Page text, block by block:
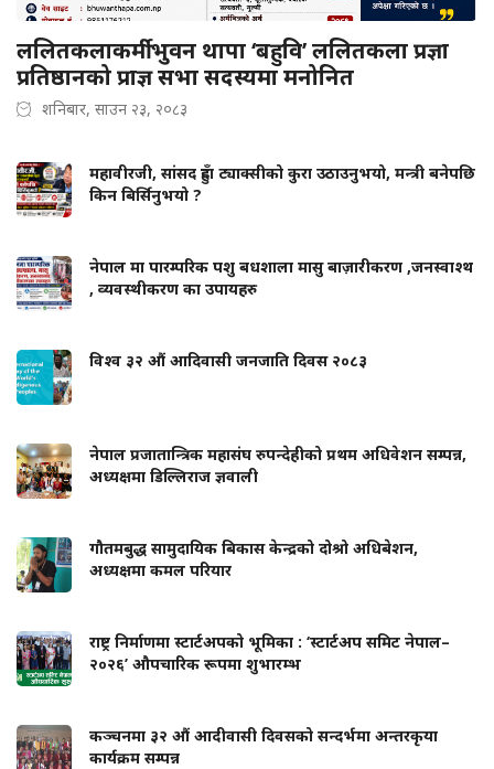
ललितकलाकर्मी भुवन थापा ‘बहुवि’ ललितकला प्रज्ञा
प्रतिष्ठानको प्राज्ञ सभा सदस्यमा मनोनित
शनिबार, साउन २३, २०८३
महावीरजी, सांसद हुँदा ट्याक्सीको कुरा उठाउनुभयो, मन्त्री बनेपछि
किन बिर्सिनुभयो ?
नेपाल मा पारम्परिक पशु बधशाला मासु बाज़ारीकरण ,जनस्वाश्थ
, व्यवस्थीकरण का उपायहरु
विश्व ३२ औं आदिवासी जनजाति दिवस २०८३
नेपाल प्रजातान्त्रिक महासंघ रुपन्देहीको प्रथम अधिवेशन सम्पन्न,
अध्यक्षमा डिल्लिराज ज्ञवाली
गौतमबुद्ध सामुदायिक बिकास केन्द्रको दोश्रो अधिबेशन,
अध्यक्षमा कमल परियार
राष्ट्र निर्माणमा स्टार्टअपको भूमिका : ‘स्टार्टअप समिट नेपाल–
२०२६’ औपचारिक रूपमा शुभारम्भ
कञ्चनमा ३२ औं आदीवासी दिवसको सन्दर्भमा अन्तरकृया
कार्यक्रम सम्पन्न